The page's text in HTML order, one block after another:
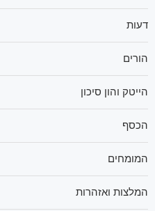
דעות
הורים
הייטק והון סיכון
הכסף
המומחים
המלצות ואזהרות